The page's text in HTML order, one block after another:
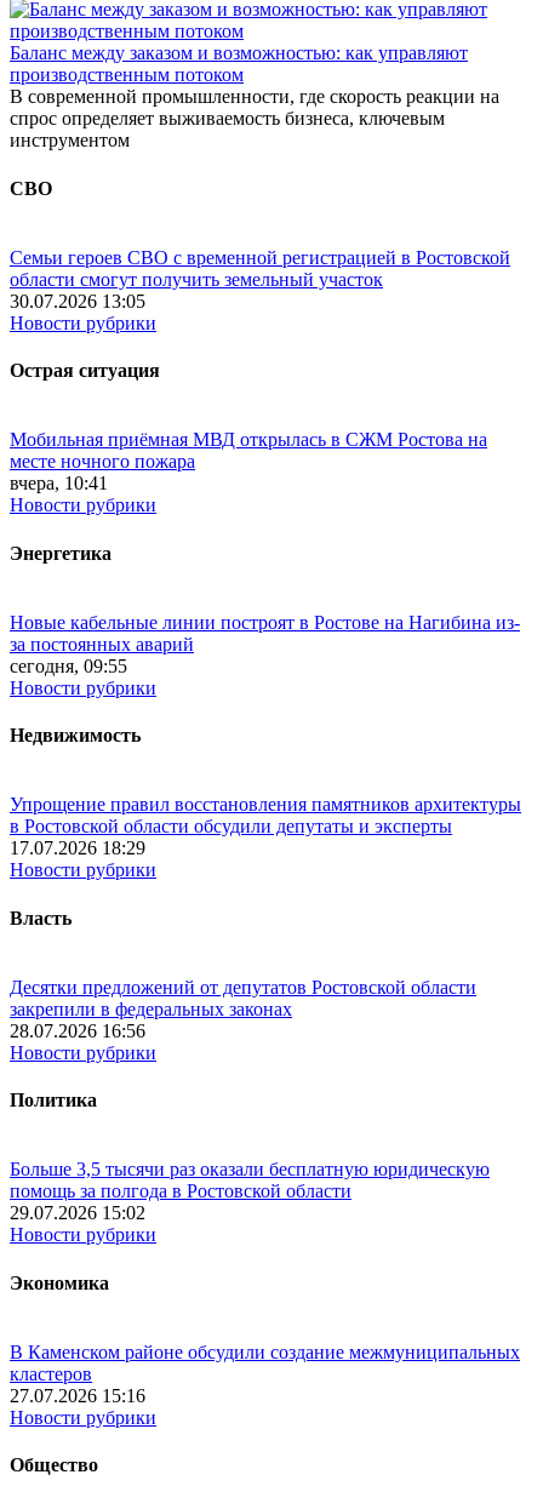
Баланс между заказом и возможностью: как управляют
производственным потоком
В современной промышленности, где скорость реакции на
спрос определяет выживаемость бизнеса, ключевым
инструментом
СВО
Семьи героев СВО с временной регистрацией в Ростовской
области смогут получить земельный участок
30.07.2026 13:05
Новости рубрики
Острая ситуация
Мобильная приёмная МВД открылась в СЖМ Ростова на
месте ночного пожара
вчера, 10:41
Новости рубрики
Энергетика
Новые кабельные линии построят в Ростове на Нагибина из-
за постоянных аварий
сегодня, 09:55
Новости рубрики
Недвижимость
Упрощение правил восстановления памятников архитектуры
в Ростовской области обсудили депутаты и эксперты
17.07.2026 18:29
Новости рубрики
Власть
Десятки предложений от депутатов Ростовской области
закрепили в федеральных законах
28.07.2026 16:56
Новости рубрики
Политика
Больше 3,5 тысячи раз оказали бесплатную юридическую
помощь за полгода в Ростовской области
29.07.2026 15:02
Новости рубрики
Экономика
В Каменском районе обсудили создание межмуниципальных
кластеров
27.07.2026 15:16
Новости рубрики
Общество